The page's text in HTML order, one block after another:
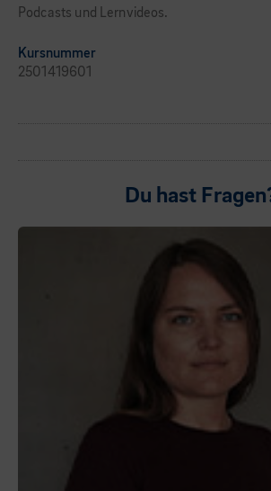
Podcasts und Lernvideos.
Kursnummer
2501419601
Du hast